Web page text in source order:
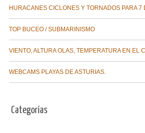
HURACANES CICLONES Y TORNADOS PARA 7
TOP BUCEO / SUBMARINISMO
VIENTO, ALTURA OLAS, TEMPERATURA EN EL
WEBCAMS PLAYAS DE ASTURIAS.
Categorías